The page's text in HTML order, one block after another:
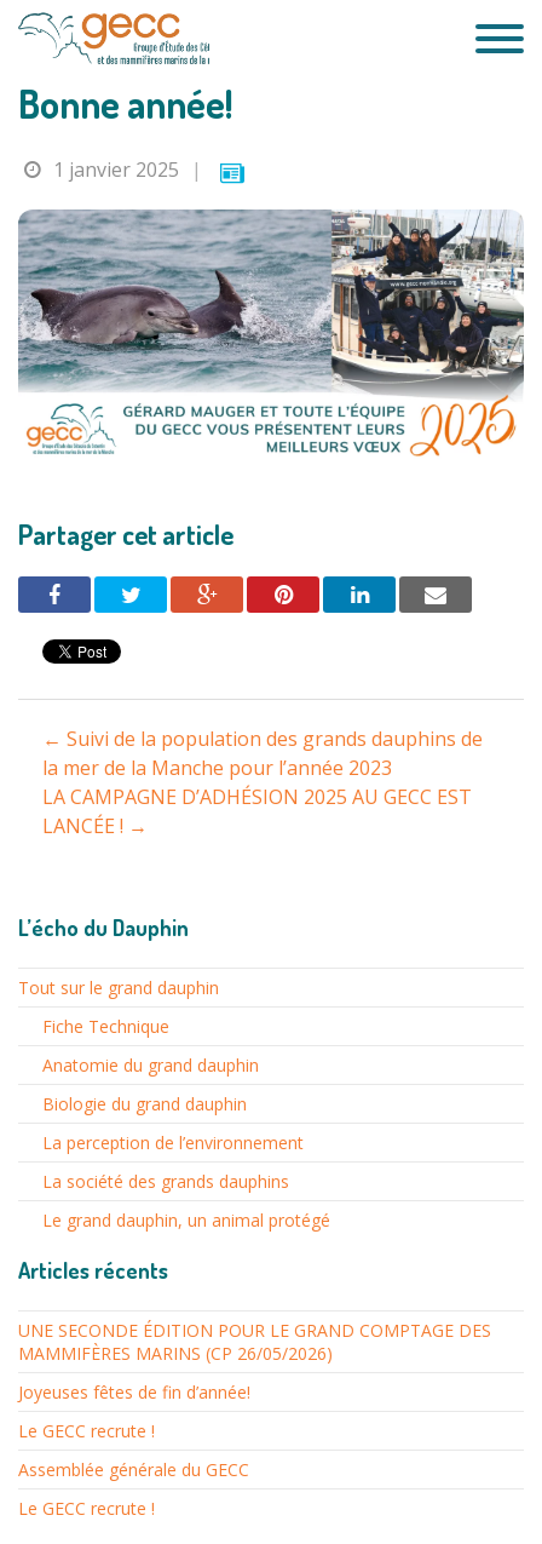
Passer
Bonne année!
1 janvier 2025 |
Partager cet article
Navigation
entre
les
← Suivi de la population des grands dauphins de
la mer de la Manche pour l’année 2023
LA CAMPAGNE D’ADHÉSION 2025 AU GECC EST
LANCÉE ! →
L’écho du Dauphin
Tout sur le grand dauphin
Fiche Technique
Anatomie du grand dauphin
Biologie du grand dauphin
La perception de l’environnement
La société des grands dauphins
Le grand dauphin, un animal protégé
Articles récents
UNE SECONDE ÉDITION POUR LE GRAND COMPTAGE DES
MAMMIFÈRES MARINS (CP 26/05/2026)
Joyeuses fêtes de fin d’année!
Le GECC recrute !
Assemblée générale du GECC
Le GECC recrute !